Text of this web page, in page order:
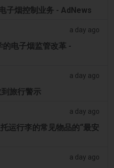
子烟控制业务 - AdNews
a day ago
电子烟监管改革 -
a day ago
旅行警示
a day ago
运行李的常见物品的“最安
a day ago